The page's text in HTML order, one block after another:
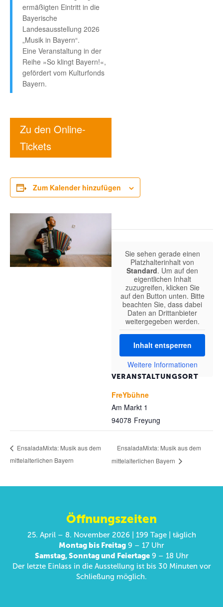
ermäßigten Eintritt in die
Bayerische
Landesausstellung 2026
„Musik in Bayern“.
Eine Veranstaltung in der
Reihe »So klingt Bayern!«,
gefördert vom Kulturfonds
Bayern.
Zu den Online-
Tickets
Zum Kalender hinzufügen
VERANSTALTUNGSORT
FreYbühne
Am Markt 1
Freyung
94078
Sie sehen gerade einen
Platzhalterinhalt von
Standard. Um auf den
eigentlichen Inhalt
zuzugreifen, klicken Sie
auf den Button unten. Bitte
beachten Sie, dass dabei
Daten an Drittanbieter
weitergegeben werden.
Inhalt entsperren
Weitere Informationen
EnsaladaMixta: Musik aus dem
mittelalterlichen Bayern
EnsaladaMixta: Musik aus dem
mittelalterlichen Bayern
Öffnungszeiten
25. April – 8. November 2026 | 199 Tage | täglich
Montag bis Freitag 9 – 17 Uhr
Samstag, Sonntag und Feiertage9 – 18 Uhr
Der letzte Einlass in die Ausstellung ist bis 30 Minuten vor
Schließung möglich.